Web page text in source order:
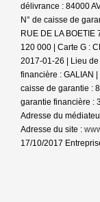
délivrance : 84000
N° de caisse de
RUE DE LA
120 000 | Carte G :
2017-01-26 | Lieu
financière : GALIAN
caisse de garantie :
garantie financière :
Adresse du
Adresse du site :
17/10/2017